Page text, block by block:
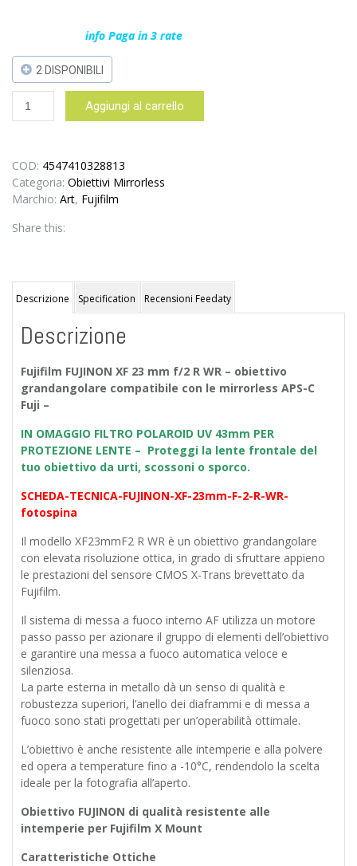
info Paga in 3 rate
2 DISPONIBILI
Fujifilm
R
WR
+
–
ITALIA
2
quantità
Aggiungi al carrello
COD: 4547410328813
Categoria: Obiettivi Mirrorless
Marchio: Art, Fujifilm
Share this:
Descrizione Specification Recensioni Feedaty
Descrizione
Fujifilm FUJINON XF 23 mm f/2 R WR – obiettivo
grandangolare compatibile con le mirrorless APS-C
Fuji –
IN OMAGGIO FILTRO POLAROID UV 43mm PER
PROTEZIONE LENTE – Proteggi la lente frontale del
tuo obiettivo da urti, scossoni o sporco.
SCHEDA-TECNICA-FUJINON-XF-23mm-F-2-R-WR-
fotospina
Il modello XF23mmF2 R WR è un obiettivo grandangolare
con elevata risoluzione ottica, in grado di sfruttare appieno
le prestazioni del sensore CMOS X-Trans brevettato da
Fujifilm.
Il sistema di messa a fuoco interno AF utilizza un motore
passo passo per azionare il gruppo di elementi dell’obiettivo
e garantire una messa a fuoco automatica veloce e
silenziosa.
La parte esterna in metallo dà un senso di qualità e
robustezza superiori, l’anello dei diaframmi e di messa a
fuoco sono stati progettati per un’operabilità ottimale.
L’obiettivo è anche resistente alle intemperie e alla polvere
ed opera a temperature fino a -10°C, rendendolo la scelta
ideale per la fotografia all’aperto.
Obiettivo FUJINON di qualità resistente alle
intemperie per Fujifilm X Mount
Caratteristiche Ottiche